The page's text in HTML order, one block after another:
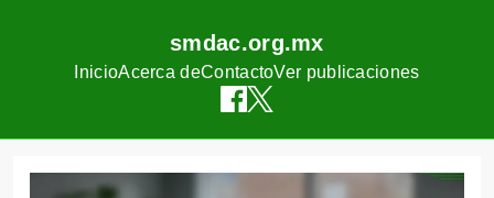
smdac.org.mx
InicioAcerca deContactoVer publicaciones